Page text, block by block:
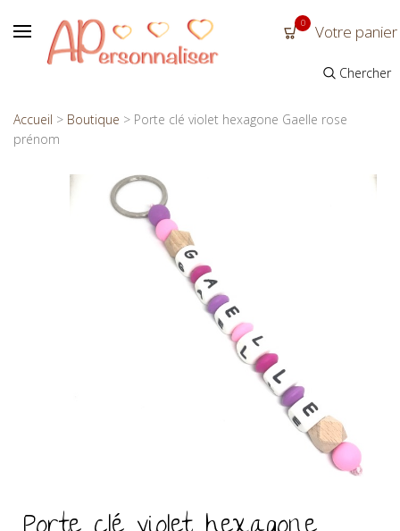
0 Votre panier
Chercher
Accueil > Boutique > Porte clé violet hexagone Gaelle rose
prénom